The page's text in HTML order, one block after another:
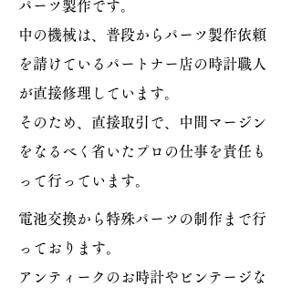
パーツ製作です。
中の機械は、普段からパーツ製作依頼
を請けているパートナー店の時計職人
が直接修理しています。
そのため、直接取引で、中間マージン
をなるべく省いたプロの仕事を責任も
って行っています。
電池交換から特殊パーツの制作まで行
っております。
アンティークのお時計やビンテージな